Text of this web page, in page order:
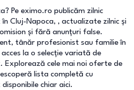
Pe eximo.ro publicăm zilnic
Cluj-Napoca, , actualizate zilnic și
și fără anunțuri false.
tânăr profesionist sau familie în
la o selecție variată de
Explorează cele mai noi oferte de
lista completă cu
chiar aici.